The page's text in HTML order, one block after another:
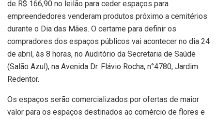
de R$ 166,90 no leilão para ceder espaços para
empreendedores venderam produtos próximo a cemitérios
durante o Dia das Mães. O certame para definir os
compradores dos espaços públicos vai acontecer no dia 24
de abril, às 8 horas, no Auditório da Secretaria de Saúde
(Salão Azul), na Avenida Dr. Flávio Rocha, n°4780, Jardim
Redentor.
Os espaços serão comercializados por ofertas de maior
valor para os espaços destinados ao comércio de flores e